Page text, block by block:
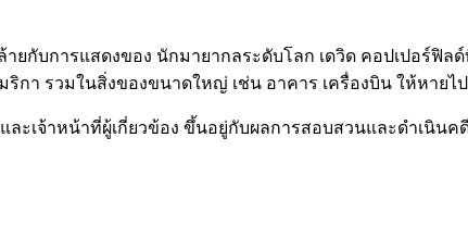
กับการแสดงของ นักมายากลระดับโลก เดวิด คอปเปอร์ฟิล
กา รวมในสิ่งของขนาดใหญ่ เช่น อาคาร เครื่องบิน ให้หาย
ะเจ้าหน้าที่ผู้เกี่ยวข้อง ขึ้นอยู่กับผลการสอบสวนและดำเนินค